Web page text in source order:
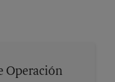
Operación